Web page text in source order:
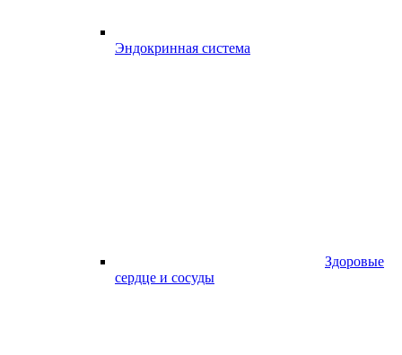
Эндокринная система
Здоровые
сердце и сосуды